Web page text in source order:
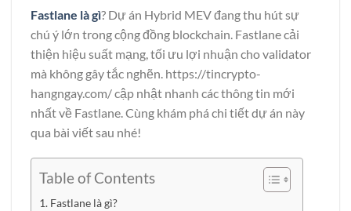
Fastlane là gì? Dự án Hybrid MEV đang thu hút sự
chú ý lớn trong cộng đồng blockchain. Fastlane cải
thiện hiệu suất mạng, tối ưu lợi nhuận cho validator
mà không gây tắc nghẽn. https://tincrypto-
hangngay.com/cập nhật nhanh các thông tin mới
nhất về Fastlane. Cùng khám phá chi tiết dự án này
qua bài viết sau nhé!
Table of Contents
Fastlane là gì?